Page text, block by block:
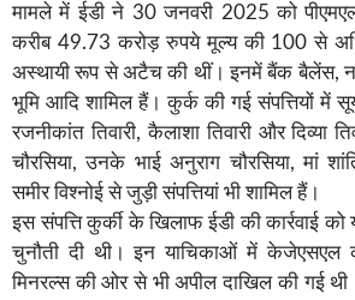
मामले में ईडी ने 30 जनवरी 2025 को
करीब 49.73 करोड़ रुपये मूल्य की 100 से
अस्थायी रूप से अटैच की थीं। इनमें बैंक बैलेंस,
भूमि आदि शामिल हैं। कुर्क की गई संपत्तियों में
रजनीकांत तिवारी, कैलाशा तिवारी और दिव्या
चौरसिया, उनके भाई अनुराग चौरसिया, मां
समीर विश्नोई से जुड़ी संपत्तियां भी शामिल हैं।
इस संपत्ति कुर्की के खिलाफ ईडी की कार्रवाई को
चुनौती दी थी। इन याचिकाओं में केजेएसएल
मिनरल्स की ओर से भी अपील दाखिल की गई